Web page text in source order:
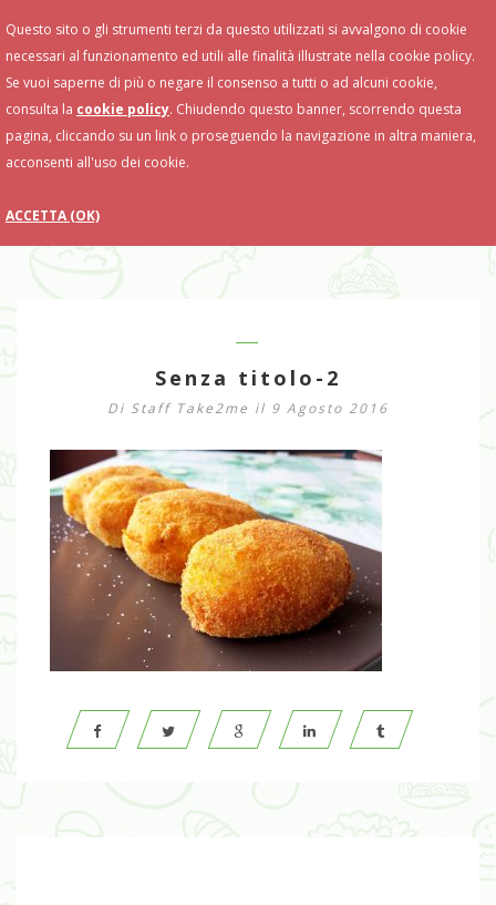
Toggle
Navigation
Senza titolo-2
Di Staff Take2me il 9 Agosto 2016
Questo sito o gli strumenti terzi da questo utilizzati si avvalgono di cookie
necessari al funzionamento ed utili alle finalità illustrate nella cookie policy.
Se vuoi saperne di più o negare il consenso a tutti o ad alcuni cookie,
consulta la cookie policy. Chiudendo questo banner, scorrendo questa
pagina, cliccando su un link o proseguendo la navigazione in altra maniera,
acconsenti all'uso dei cookie.
ACCETTA (OK)